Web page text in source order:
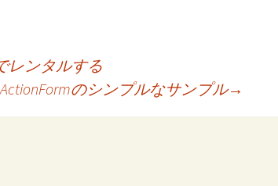
レンタルする
のシンプルなサンプル→